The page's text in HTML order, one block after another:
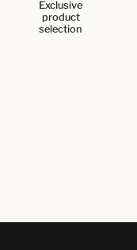
Exclusive
product
selection